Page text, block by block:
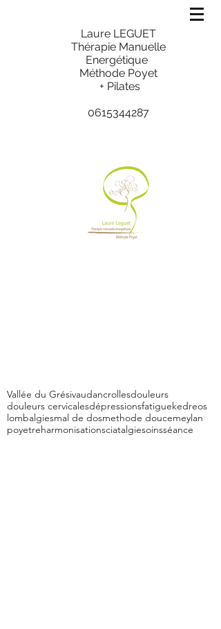
Laure LEGUET
Thérapie Manuelle
Energétique
Méthode Poyet
+ Pilates
0615344287
Vallée du Grésivaudancrollesdouleurs
douleurs cervicalesdépressionsfatiguekedreos
lombalgiesmal de dosmethode doucemeylan
poyetreharmonisationsciatalgiesoinsséance